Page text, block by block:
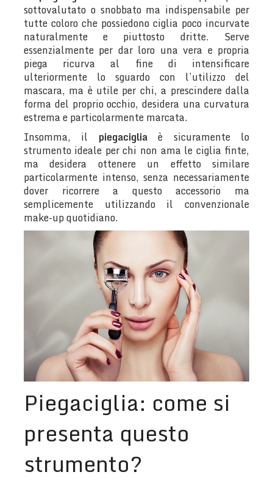
sottovalutato o snobbato ma indispensabile per
tutte coloro che possiedono ciglia poco incurvate
naturalmente e piuttosto dritte. Serve
essenzialmente per dar loro una vera e propria
piega ricurva al fine di intensificare
ulteriormente lo sguardo con l’utilizzo del
mascara, ma è utile per chi, a prescindere dalla
forma del proprio occhio, desidera una curvatura
estrema e particolarmente marcata.
Insomma, il piegacigliaè sicuramente lo
strumento ideale per chi non ama le ciglia finte,
ma desidera ottenere un effetto similare
particolarmente intenso, senza necessariamente
dover ricorrere a questo accessorio ma
semplicemente utilizzando il convenzionale
make-up quotidiano.
Piegaciglia: come si
presenta questo
strumento?